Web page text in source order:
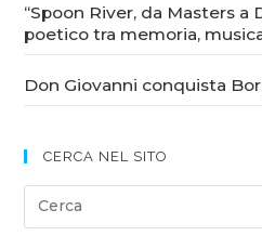
“Spoon River, da Masters a
poetico tra memoria,
Don Giovanni conquista
CERCA NEL SITO